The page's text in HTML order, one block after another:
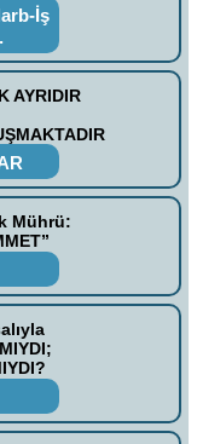
İş
AYRIDIR
Mührü: